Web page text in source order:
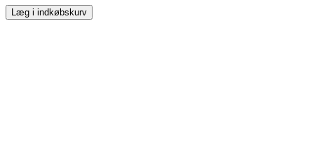
Læg i indkøbskurv